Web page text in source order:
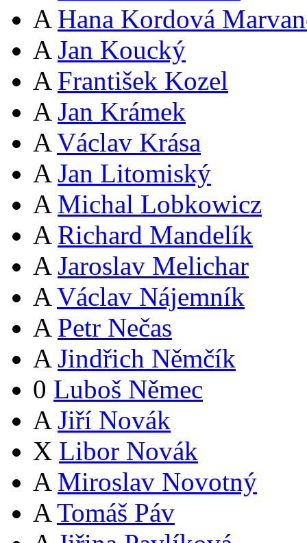
A Hana Kordová
A Jan Koucký
A František Kozel
A Jan Krámek
A Václav Krása
A Jan Litomiský
A Michal Lobkowicz
A Richard Mandelík
A Jaroslav Melichar
A Václav Nájemník
A Petr Nečas
A Jindřich Němčík
0 Luboš Němec
A Jiří Novák
X Libor Novák
A Miroslav Novotný
A Tomáš Páv